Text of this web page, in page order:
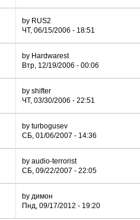
by RUS2
ЧТ, 06/15/2006 - 18:51
by Hardwarest
Втр, 12/19/2006 - 00:06
by shifter
ЧТ, 03/30/2006 - 22:51
by turbogusev
СБ, 01/06/2007 - 14:36
by audio-terrorist
СБ, 09/22/2007 - 22:05
by димон
Пнд, 09/17/2012 - 19:20